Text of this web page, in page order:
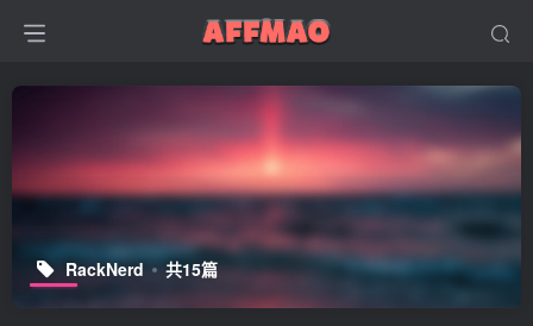
RackNerd 共15篇